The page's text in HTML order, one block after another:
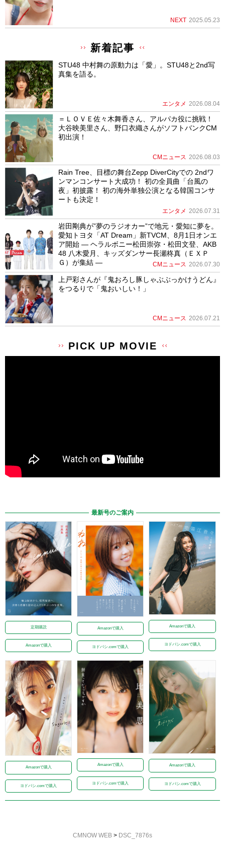
NEXT 2025.05.23
新着記事
STU48 中村舞の原動力は「愛」。STU48と2nd写
真集を語る。
エンタメ 2026.08.04
＝ＬＯＶＥ佐々木舞香さん、アルパカ役に挑戦！
大谷映美里さん、野口衣織さんがソフトバンクCM
初出演！
CMニュース 2026.08.03
Rain Tree、目標の舞台Zepp DiverCityでの 2ndワ
ンマンコンサート大成功！ 初の全員曲「台風の
夜」初披露！ 初の海外単独公演となる韓国コンサ
ートも決定！
エンタメ 2026.07.31
岩田剛典が”夢のラジオカー”で地元・愛知に夢を。
愛知トヨタ「AT Dream」新TVCM、8月1日オンエ
ア開始 ― ヘラルボニー松田崇弥・松田文登、AKB
48 八木愛月、キッズダンサー長瀬柊真（ＥＸＰ
Ｇ）が集結 ―
CMニュース 2026.07.30
上戸彩さんが『鬼おろし豚しゃぶぶっかけうどん』
をつるりで「鬼おいしい！」
CMニュース 2026.07.21
PICK UP MOVIE
最新号のご案内
定期購読
Amazonで購入
Amazonで購入
ヨドバシ.comで購入
Amazonで購入
ヨドバシ.comで購入
Amazonで購入
ヨドバシ.comで購入
Amazonで購入
ヨドバシ.comで購入
Amazonで購入
ヨドバシ.comで購入
CMNOW WEB > DSC_7876s